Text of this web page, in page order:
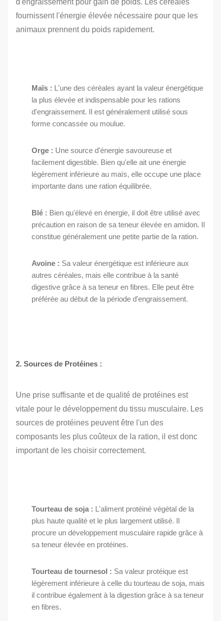
d'engraissement pour gain de poids. Les céréales
fournissent l'énergie élevée nécessaire pour que les
animaux prennent du poids rapidement.
Maïs : L'une des céréales ayant la valeur énergétique
la plus élevée et indispensable pour les rations
d'engraissement. Il est généralement utilisé sous
forme concassée ou moulue.
Orge : Une source d'énergie savoureuse et
facilement digestible. Bien qu'elle ait une énergie
légèrement inférieure au maïs, elle occupe une place
importante dans une ration équilibrée.
Blé : Bien qu'élevé en énergie, il doit être utilisé avec
précaution en raison de sa teneur élevée en amidon. Il
constitue généralement une petite partie de la ration.
Avoine : Sa valeur énergétique est inférieure aux
autres céréales, mais elle contribue à la santé
digestive grâce à sa teneur en fibres. Elle peut être
préférée au début de la période d'engraissement.
2. Sources de Protéines :
Une prise suffisante et de qualité de protéines est
vitale pour le développement du tissu musculaire. Les
sources de protéines peuvent être l'un des
composants les plus coûteux de la ration, il est donc
important de les choisir correctement.
Tourteau de soja : L'aliment protéiné végétal de la
plus haute qualité et le plus largement utilisé. Il
procure un développement musculaire rapide grâce à
sa teneur élevée en protéines.
Tourteau de tournesol : Sa valeur protéique est
légèrement inférieure à celle du tourteau de soja, mais
il contribue également à la digestion grâce à sa teneur
en fibres.